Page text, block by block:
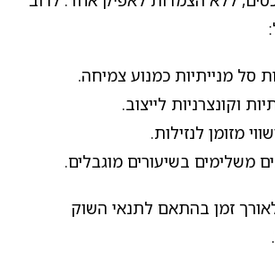
סל מנייתיות כמנוע צמיחה.
וקונצרניות לייצוב.
מזומן לנזילות.
משלימים בשיעורים מוגבלים.
זמן בהתאם לתנאי השוק